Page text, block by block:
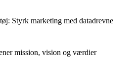
Styrk marketing med datadrevne
mission, vision og værdier